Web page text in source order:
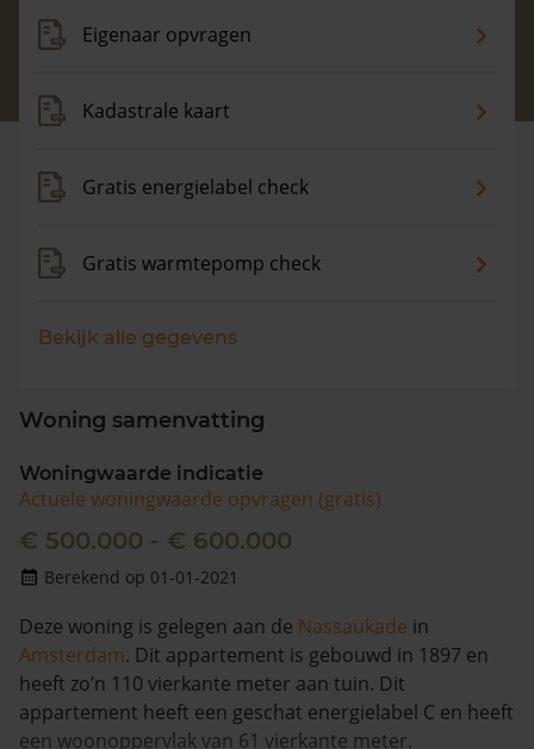
Eigenaar opvragen
Kadastrale kaart
Gratis energielabel check
Gratis warmtepomp check
Bekijk alle gegevens
Woning samenvatting
Woningwaarde indicatie
Actuele woningwaarde opvragen (gratis)
€ 500.000 - € 600.000
Berekend op 01-01-2021
Deze woning is gelegen aan de Nassaukade in
Amsterdam. Dit appartement is gebouwd in 1897 en
heeft zo’n 110 vierkante meter aan tuin. Dit
appartement heeft een geschat energielabel C en heeft
een woonoppervlak van 61 vierkante meter.